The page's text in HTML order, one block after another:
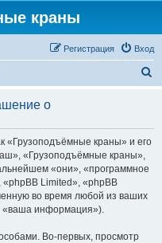
краны
Вход
Регистрация
с
о
«Грузоподъёмные краны» и его
«Грузоподъёмные краны»,
«они», «программное
Limited», «phpBB
во время любой из ваших
«ваша информация»).
Во-первых, просмотр